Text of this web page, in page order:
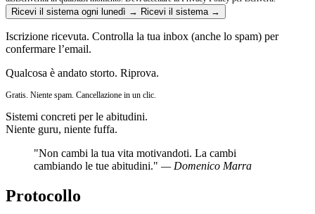
Ricevi il sistema ogni lunedì → Ricevi il sistema →
Iscrizione ricevuta. Controlla la tua inbox (anche lo spam) per
confermare l’email.
Qualcosa è andato storto. Riprova.
Gratis. Niente spam. Cancellazione in un clic.
Sistemi concreti per le abitudini.
Niente guru, niente fuffa.
"Non cambi la tua vita motivandoti. La cambi
cambiando le tue abitudini." — Domenico Marra
Protocollo